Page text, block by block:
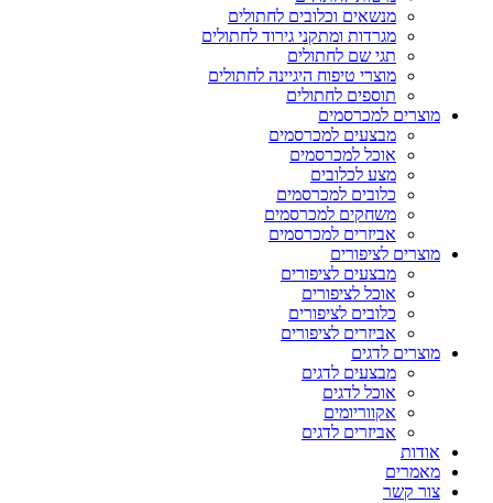
מנשאים וכלובים לחתולים
מגרדות ומתקני גירוד לחתולים
תגי שם לחתולים
מוצרי טיפוח היגיינה לחתולים
תוספים לחתולים
מוצרים למכרסמים
מבצעים למכרסמים
אוכל למכרסמים
מצע לכלובים
כלובים למכרסמים
משחקים למכרסמים
אביזרים למכרסמים
מוצרים לציפורים
מבצעים לציפורים
אוכל לציפורים
כלובים לציפורים
אביזרים לציפורים
מוצרים לדגים
מבצעים לדגים
אוכל לדגים
אקווריומים
אביזרים לדגים
אודות
מאמרים
צור קשר